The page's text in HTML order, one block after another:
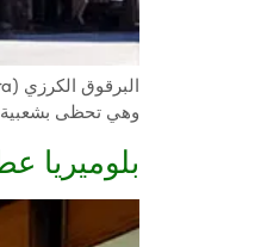
وهي تحظى بشعبية
بلوميريا